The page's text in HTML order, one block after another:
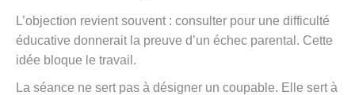
L’objection revient souvent : consulter pour une difficulté
éducative donnerait la preuve d’un échec parental. Cette
idée bloque le travail.
La séance ne sert pas à désigner un coupable. Elle sert à